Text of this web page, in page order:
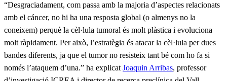
“Desgraciadament, com passa amb la majoria d’aspectes relacionats
amb el cáncer, no hi ha una resposta global (o almenys no la
coneixem) perquè la cèl·lula tumoral és molt plàstica i evoluciona
molt ràpidament. Per això, l’estratègia és atacar la cèl·lula per dues
bandes diferents, ja que el tumor no resisteix tant bé com ho fa si
només l’ataquem d’una.” ha explicatJoaquin Arribas, professor